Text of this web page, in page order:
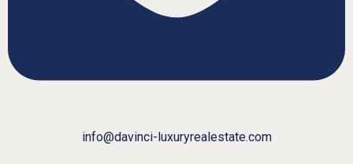
info@davinci-luxuryrealestate.com